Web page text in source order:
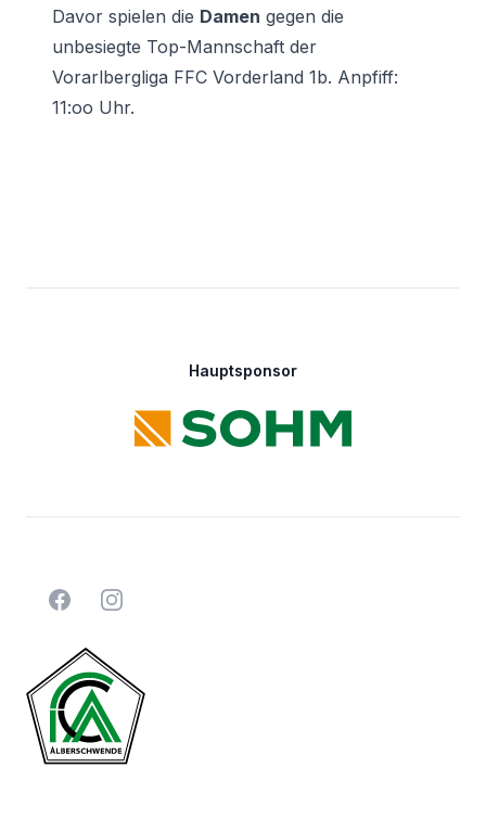
Davor spielen die Damen gegen die
unbesiegte Top-Mannschaft der
Vorarlbergliga FFC Vorderland 1b. Anpfiff:
11:oo Uhr.
Hauptsponsor
FacebookInstagram